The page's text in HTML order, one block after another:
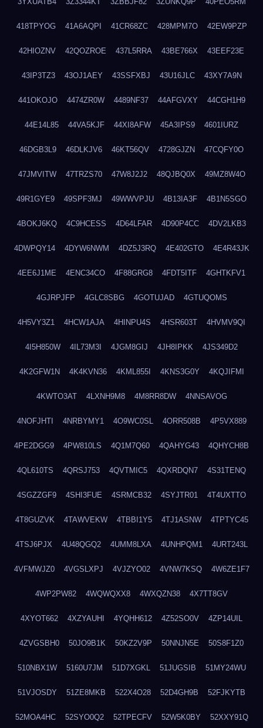
418TPYOG 41A6AQPI 41CR68ZC 428MPM7O 42EW9PZP
42HIOZNV 42QOZROE 437L5RRA 43BE766X 43EEF23E
43IP3TZ3 43OJ1AEY 43SSFXBJ 43U16JLC 43XY7A9N
441OKOJO 4474ZR0W 4489NF37 44AFGVXY 44CGH1H9
44E14L85 44VA5KJF 44XI8AFW 45A3IPS9 4601IURZ
46DGB3L9 46DLKJV6 46KT56QV 4728GJZN 47CQFY0O
47JMVITW 47TRZS70 47W8J2J2 48QJBQ0X 49MZ8W4O
49R1GYE9 49SPF3MJ 49WWVPJU 4B13IA3F 4B1N5SGO
4BOKJ6KQ 4C9HCESS 4D64LFAR 4D90P4CC 4DV2LKB3
4DWPQY14 4DYW6NWM 4DZ5J3RQ 4E402GTO 4E4R43JK
4EE6J1ME 4ENC34CO 4F88GRG8 4FDT5ITF 4GHTKFV1
4GJRPJFP 4GLC8SBG 4GOTUJAD 4GTUQOMS
4H5VY3Z1 4HCW1AJA 4HINPU4S 4HSR603T 4HVMV9QI
4I5H850W 4IL73M3I 4JGM8GIJ 4JH8IPKK 4JS349D2
4K2GFW1N 4K4KVN36 4KML855I 4KNS3G0Y 4KQJIFMI
4KWTO3AT 4LXNH9M8 4M8RR8DW 4NNSAVOG
4NOFJHTI 4NRBYMY1 4O9WC0SL 4ORR508B 4P5VX889
4PE2DGG9 4PW810LS 4Q1M7Q60 4QAHYG43 4QHYCH8B
4QL610TS 4QRSJ753 4QVTMIC5 4QXRDQN7 4S31TENQ
4SGZZGF9 4SHI3FUE 4SRMCB32 4SYJTR01 4T4UXTTO
4T8GUZVK 4TAWVEKW 4TBBI1Y5 4TJ1ASNW 4TPTYC45
4TSJ6PJX 4U48QGQ2 4UMM8LXA 4UNHPQM1 4URT243L
4VFMWJZ0 4VGSLXPJ 4VJZYO02 4VNW7KSQ 4W6ZE1F7
4WP2PW82 4WQWQXX8 4WXQZN38 4X7TT8GV
4XYOT662 4XZYAUHI 4YQHH612 4Z52SO0V 4ZP14UIL
4ZVGSBH0 50JO9B1K 50KZ2V9P 50NNJN5E 50S8F1Z0
510NBX1W 5160U7JM 51D7XGKL 51JUGSIB 51MY24WU
51VJOSDY 51ZE8MKB 522X4O28 52D4GH9B 52FJKYTB
52MOA4HC 52SYO0Q2 52TPECFV 52W5K0BY 52XXY91Q